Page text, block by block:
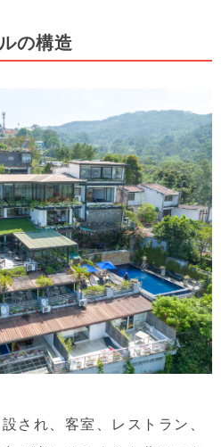
の構造
され、客室、レストラン、